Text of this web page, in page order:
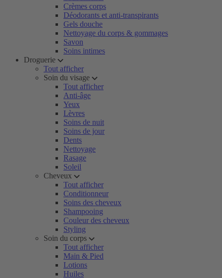
Crèmes corps
Déodorants et anti-transpirants
Gels douche
Nettoyage du corps & gommages
Savon
Soins intimes
Droguerie
Tout afficher
Soin du visage
Tout afficher
Anti-âge
Yeux
Lèvres
Soins de nuit
Soins de jour
Dents
Nettoyage
Rasage
Soleil
Cheveux
Tout afficher
Conditionneur
Soins des cheveux
Shampooing
Couleur des cheveux
Styling
Soin du corps
Tout afficher
Main & Pied
Lotions
Huiles